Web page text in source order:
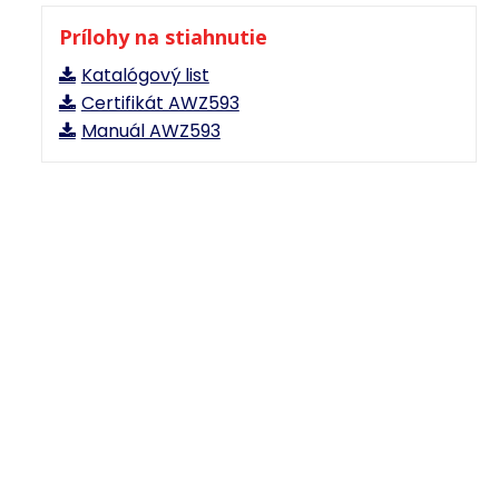
Prílohy na stiahnutie
Katalógový list
Certifikát AWZ593
Manuál AWZ593